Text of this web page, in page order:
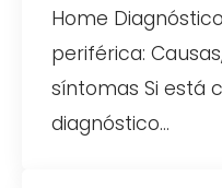
Home
periférica:
síntomas Si está
diagnóstico…